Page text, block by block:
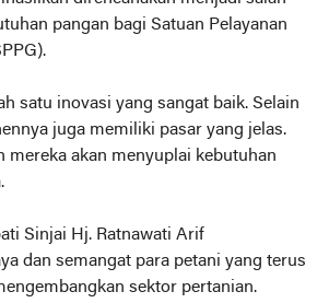
pangan bagi Satuan Pelayanan
satu inovasi yang sangat baik. Selain
juga memiliki pasar yang jelas.
mereka akan menyuplai kebutuhan
Sinjai Hj. Ratnawati Arif
dan semangat para petani yang terus
sektor pertanian.